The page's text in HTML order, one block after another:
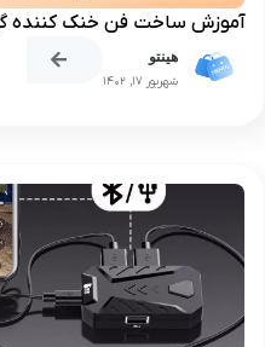
آموزش ساخت فن خنک کننده
هینتو
شهریور 17, 1402